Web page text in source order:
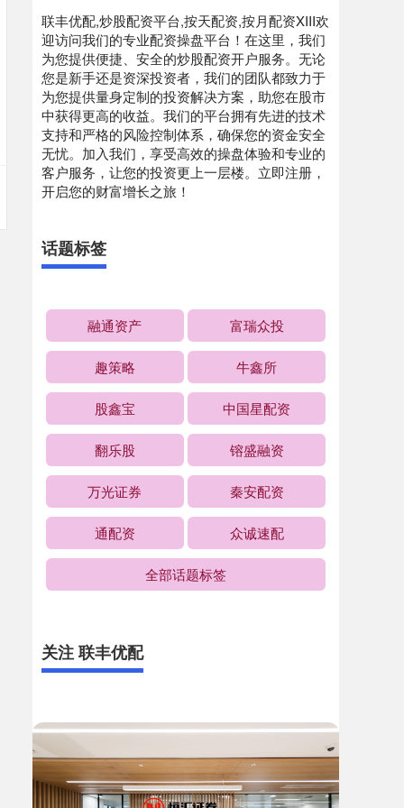
联丰优配,炒股配资平台,按天配资,按月配资XIII‌欢
迎访问我们的专业配资操盘平台！在这里，我们
为您提供便捷、安全的炒股配资开户服务。无论
您是新手还是资深投资者，我们的团队都致力于
为您提供量身定制的投资解决方案，助您在股市
中获得更高的收益。我们的平台拥有先进的技术
支持和严格的风险控制体系，确保您的资金安全
无忧。加入我们，享受高效的操盘体验和专业的
客户服务，让您的投资更上一层楼。立即注册，
开启您的财富增长之旅！
话题标签
融通资产 富瑞众投
趣策略 牛鑫所
股鑫宝 中国星配资
翻乐股 镕盛融资
万光证券 秦安配资
通配资 众诚速配
全部话题标签
关注 联丰优配